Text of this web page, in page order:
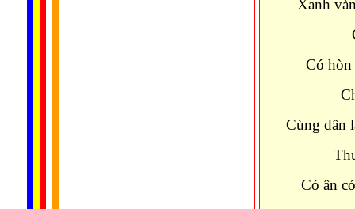
Xanh
Có
Có hòn
Chùa
Cùng dân
Có ân